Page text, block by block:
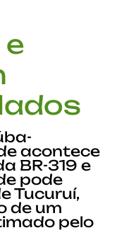
acontece
BR-319 e
pode
Tucuruí,
de um
pelo